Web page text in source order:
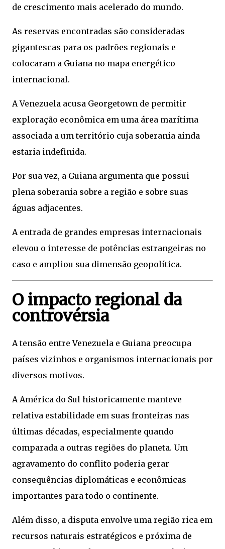
de crescimento mais acelerado do mundo.
As reservas encontradas são consideradas
gigantescas para os padrões regionais e
colocaram a Guiana no mapa energético
internacional.
A Venezuela acusa Georgetown de permitir
exploração econômica em uma área marítima
associada a um território cuja soberania ainda
estaria indefinida.
Por sua vez, a Guiana argumenta que possui
plena soberania sobre a região e sobre suas
águas adjacentes.
A entrada de grandes empresas internacionais
elevou o interesse de potências estrangeiras no
caso e ampliou sua dimensão geopolítica.
O impacto regional da
controvérsia
A tensão entre Venezuela e Guiana preocupa
países vizinhos e organismos internacionais por
diversos motivos.
A América do Sul historicamente manteve
relativa estabilidade em suas fronteiras nas
últimas décadas, especialmente quando
comparada a outras regiões do planeta. Um
agravamento do conflito poderia gerar
consequências diplomáticas e econômicas
importantes para todo o continente.
Além disso, a disputa envolve uma região rica em
recursos naturais estratégicos e próxima de